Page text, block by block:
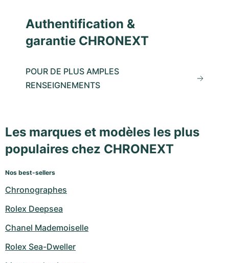
Authentification &
garantie CHRONEXT
POUR DE PLUS AMPLES
RENSEIGNEMENTS
Les marques et modèles les plus
populaires chez CHRONEXT
Nos best-sellers
Chronographes
Rolex Deepsea
Chanel Mademoiselle
Rolex Sea-Dweller